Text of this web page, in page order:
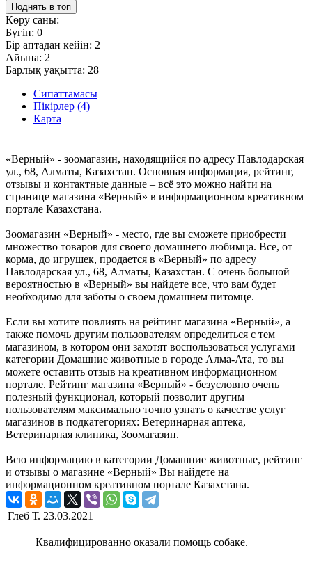
Поднять в топ
Көру саны:
Бүгін: 0
Бір аптадан кейін: 2
Айына: 2
Барлық уақытта: 28
Сипаттамасы
Пікірлер (4)
Карта
«Верный» - зоомагазин, находящийся по адресу Павлодарская
ул., 68, Алматы, Казахстан. Основная информация, рейтинг,
отзывы и контактные данные – всё это можно найти на
странице магазина «Верный» в информационном креативном
портале Казахстана.
Зоомагазин «Верный» - место, где вы сможете приобрести
множество товаров для своего домашнего любимца. Все, от
корма, до игрушек, продается в «Верный» по адресу
Павлодарская ул., 68, Алматы, Казахстан. С очень большой
вероятностью в «Верный» вы найдете все, что вам будет
необходимо для заботы о своем домашнем питомце.
Если вы хотите повлиять на рейтинг магазина «Верный», а
также помочь другим пользователям определиться с тем
магазином, в котором они захотят воспользоваться услугами
категории Домашние животные в городе Алма-Ата, то вы
можете оставить отзыв на креативном информационном
портале. Рейтинг магазина «Верный» - безусловно очень
полезный функционал, который позволит другим
пользователям максимально точно узнать о качестве услуг
магазинов в подкатегориях: Ветеринарная аптека,
Ветеринарная клиника, Зоомагазин.
Всю информацию в категории Домашние животные, рейтинг
и отзывы о магазине «Верный» Вы найдете на
информационном креативном портале Казахстана.
Глеб Т. 23.03.2021
Квалифицированно оказали помощь собаке.